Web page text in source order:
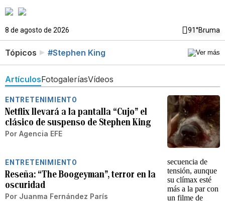
8 de agosto de 2026 91°Bruma
Tópicos #Stephen King
ArtículosFotogaleríasVídeos
ENTRETENIMIENTO
Netflix llevará a la pantalla “Cujo” el
clásico de suspenso de Stephen King
Por Agencia EFE
ENTRETENIMIENTO
Reseña: “The Boogeyman”, terror en la
oscuridad
Por Juanma Fernández París